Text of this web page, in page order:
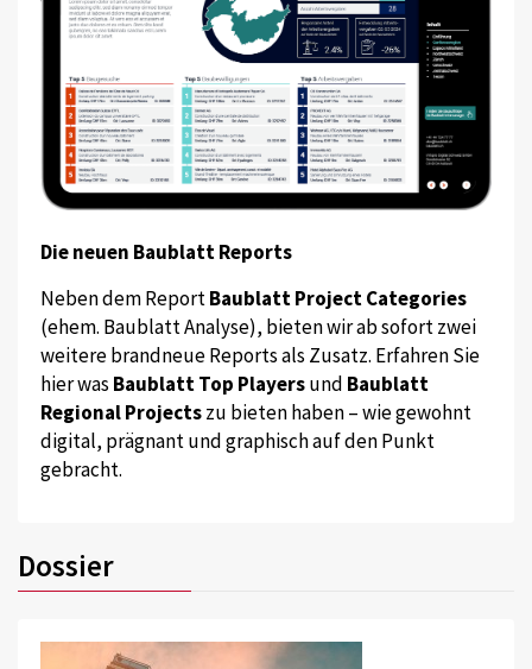
Die neuen Baublatt Reports
Neben dem ReportBaublatt Project Categories
(ehem. Baublatt Analyse), bieten wir ab sofort zwei
weitere brandneue Reports als Zusatz. Erfahren Sie
hier was Baublatt Top Playersund Baublatt
Regional Projectszu bieten haben – wie gewohnt
digital, prägnant und graphisch auf den Punkt
gebracht.
Dossier